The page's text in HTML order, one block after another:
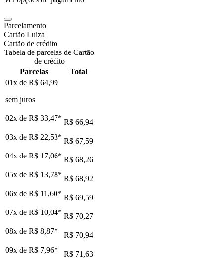
Parcelamento
Cartão Luiza
Cartão de crédito
Tabela de parcelas de Cartão
de crédito
Parcelas
Total
01x de R$ 64,99
sem juros
02x de R$ 33,47* R$ 66,94
03x de R$ 22,53* R$ 67,59
04x de R$ 17,06* R$ 68,26
05x de R$ 13,78* R$ 68,92
06x de R$ 11,60* R$ 69,59
07x de R$ 10,04* R$ 70,27
08x de R$ 8,87*
R$ 70,94
09x de R$ 7,96*
R$ 71,63